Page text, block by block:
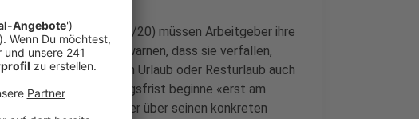
(9 AZR 266/20) müssen Arbeitgeber ihre
hinweisen und warnen, dass sie verfallen,
sie tatenlos zu, kann Urlaub oder Resturlaub auch
dreijährige Verjährungsfrist beginne «erst am
den Arbeitnehmer über seinen konkreten